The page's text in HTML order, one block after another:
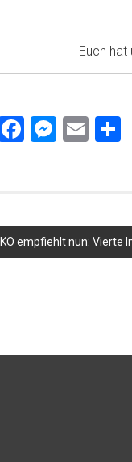
Euch hat
Facebook
empfiehlt nun: Vierte